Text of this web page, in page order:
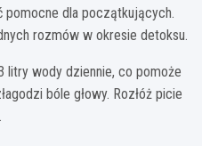
dla początkujących.
rozmów w okresie detoksu.
litry wody dziennie, co pomoże
bóle głowy. Rozłóż picie